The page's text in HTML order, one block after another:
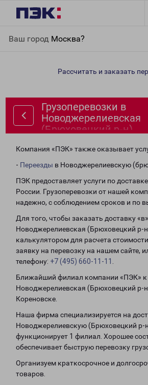
Ваш город Москва?
(Брюховецкий р-н)
Рассчитать и заказать
Грузоперевозки в
Новоджерелиевская
(Брюховецкий р-н)
Компания «ПЭК» также оказывает
- Переезды в Новоджерелиевскую
ПЭК предоставляет услуги по
России. Грузоперевозки от нашей
надежно, с соблюдением сроков и по
Для того, чтобы заказать доставку
Новоджерелиевская (Брюховецкий р-
калькулятором для расчета
заявку на перевозку на нашем сайте,
телефону: +7 (495) 660-11-11
Ближайший филиал компании «ПЭК» к
Новоджерелиевская (Брюховецкий р-
Кореновске.
Наша фирма специализируется на
Новоджерелиевскую (Брюховецкий р-
функционирует 1 филиал. Хорошее
обеспечивает быструю перевозку
Организуем краткосрочное и
товаров.